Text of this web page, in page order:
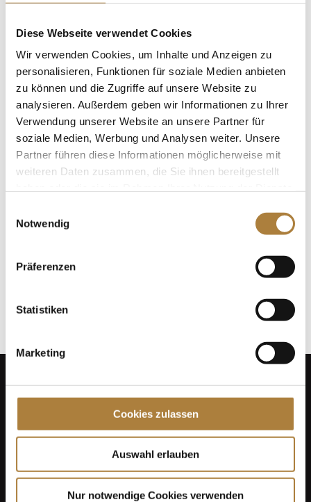
Diese Webseite verwendet Cookies
Wir verwenden Cookies, um Inhalte und Anzeigen zu
personalisieren, Funktionen für soziale Medien anbieten
zu können und die Zugriffe auf unsere Website zu
analysieren. Außerdem geben wir Informationen zu Ihrer
Verwendung unserer Website an unsere Partner für
soziale Medien, Werbung und Analysen weiter. Unsere
Partner führen diese Informationen möglicherweise mit
weiteren Daten zusammen, die Sie ihnen bereitgestellt
Notwendig
Präferenzen
Statistiken
Marketing
Cookies zulassen
Auswahl erlauben
Nur notwendige Cookies verwenden
Persönlichen Mitgliedern der Deutschen Reiterlichen
Vereinigung (FN) statt und wird von der Stiftung
Deutscher Spitzensport im Rahmen des Projekts „Mit
SICHERHEIT besser reiten“ unterstützt. Der Eintritt ist
frei, eine Anmeldung ist erforderlich. Diese ist in Kürze
unterwww.pferd-aktuell.de/shop (Tickets für
Veranstaltungen) möglich.
Foto: Spindler, „Start frei – im Cross dabei“ im
Februar 2018 in Ansbach